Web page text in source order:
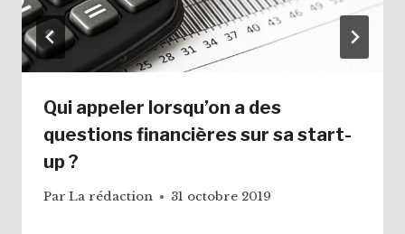
Qui appeler lorsqu’on a des
questions financières sur sa start-
up ?
Par La rédaction 31 octobre 2019